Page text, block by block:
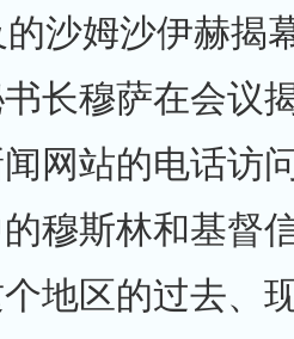
沙姆沙伊赫揭
长穆萨在会议
网站的电话访
穆斯林和基督
地区的过去、